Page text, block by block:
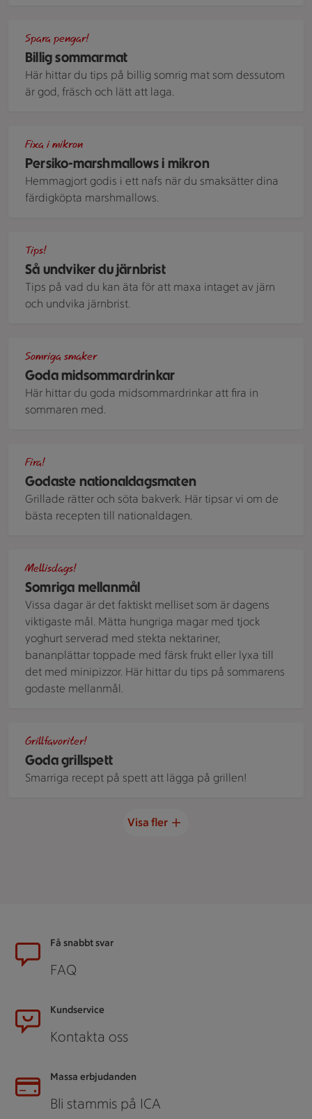
Billig sommarmat
Spara pengar!
Här hittar du tips på billig somrig mat som dessutom
är god, fräsch och lätt att laga.
Persiko-marshmallows i mikron
Fixa i mikron
Hemmagjort godis i ett nafs när du smaksätter dina
färdigköpta marshmallows.
Så undviker du järnbrist
Tips!
Tips på vad du kan äta för att maxa intaget av järn
och undvika järnbrist.
Goda midsommardrinkar
Somriga smaker
Här hittar du goda midsommardrinkar att fira in
sommaren med.
Godaste nationaldagsmaten
Fira!
Grillade rätter och söta bakverk. Här tipsar vi om de
bästa recepten till nationaldagen.
Somriga mellanmål
Mellisdags!
Vissa dagar är det faktiskt melliset som är dagens
viktigaste mål. Mätta hungriga magar med tjock
yoghurt serverad med stekta nektariner,
bananplättar toppade med färsk frukt eller lyxa till
det med minipizzor. Här hittar du tips på sommarens
godaste mellanmål.
Goda grillspett
Grillfavoriter!
Smarriga recept på spett att lägga på grillen!
Visa fler
SidfotFå snabbt svar
FAQ
Kundservice
Kontakta oss
Massa erbjudanden
Bli stammis på ICA